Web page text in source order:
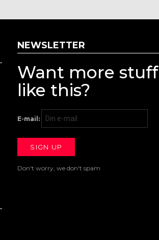
NEWSLETTER
Want more stuff
like this?
E-mail:
Don't worry, we don't spam